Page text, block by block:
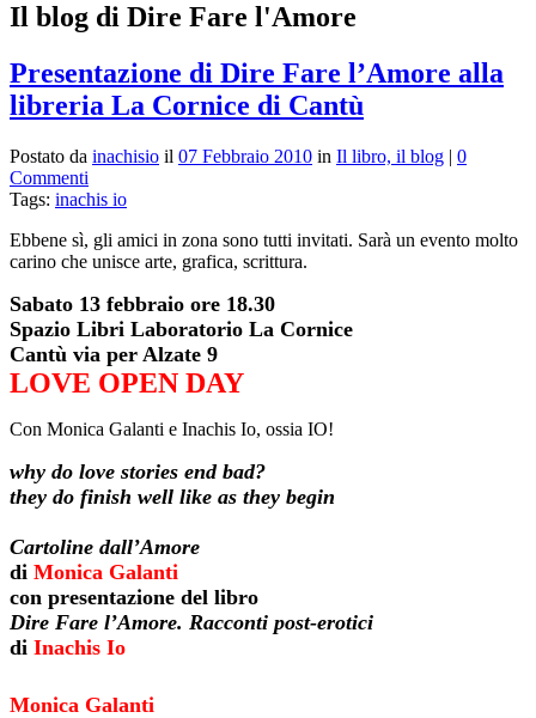
Il blog di Dire Fare l'Amore
Presentazione di Dire Fare l’Amore alla
libreria La Cornice di Cantù
Postato da inachisio il 07 Febbraio 2010 in Il libro, il blog | 0
Commenti
Tags: inachis io
Ebbene sì, gli amici in zona sono tutti invitati. Sarà un evento molto
carino che unisce arte, grafica, scrittura.
Sabato 13 febbraio ore 18.30
Spazio Libri Laboratorio La Cornice
Cantù via per Alzate 9
LOVE OPEN DAY
Con Monica Galanti e Inachis Io, ossia IO!
why do love stories end bad?
they do finish well like as they begin
Cartoline dall’Amore
di Monica Galanti
con presentazione del libro
Dire Fare l’Amore. Racconti post-erotici
di Inachis Io
Monica Galanti